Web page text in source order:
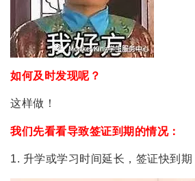
如何及时发现呢？
这样做！
我们先看看导致签证到期的情况：
1. 升学或学习时间延长，签证快到期